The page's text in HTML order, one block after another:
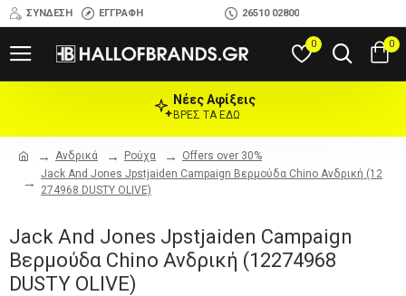
ΣΎΝΔΕΣΗ ΕΓΓΡΑΦΉ 26510 02800
0 0
Ανδρικά Ρούχα
Offers over 30%
Jack And Jones Jpstjaiden Campaign Βερμούδα Chino Ανδρική (12
274968 DUSTY OLIVE)
Νέες Αφίξεις
ΒΡΕΣ ΤΑ ΕΔΩ
Jack And Jones Jpstjaiden Campaign
Βερμούδα Chino Ανδρική (12274968
DUSTY OLIVE)